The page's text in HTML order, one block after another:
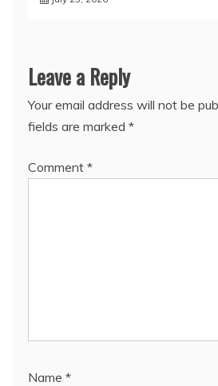
Leave a Reply
Your email address will not be
fields are marked *
Comment *
Name *